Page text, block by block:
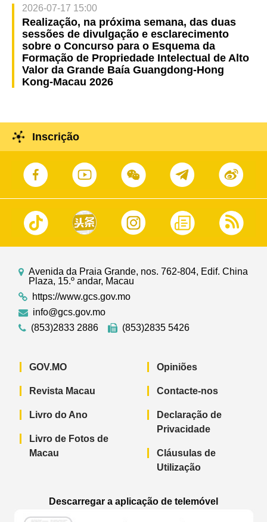
2026-07-17 15:00
Realização, na próxima semana, das duas
sessões de divulgação e esclarecimento
sobre o Concurso para o Esquema da
Formação de Propriedade Intelectual de Alto
Valor da Grande Baía Guangdong-Hong
Kong-Macau 2026
Inscrição
Avenida da Praia Grande, nos. 762-804, Edif. China
Plaza, 15.º andar, Macau
https://www.gcs.gov.mo
info@gcs.gov.mo
(853)2833 2886
(853)2835 5426
GOV.MO
Revista Macau
Livro do Ano
Livro de Fotos de
Macau
Opiniões
Contacte-nos
Declaração de
Privacidade
Cláusulas de
Utilização
Descarregar a aplicação de telemóvel